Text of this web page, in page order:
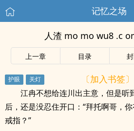
记忆之场
人渣 mo mo wu8 .c
上一章 目录
〔加入书签〕
江冉不想给连川出主意，但是听
后，还是没忍住开口：“拜托啊哥，
戒指？”